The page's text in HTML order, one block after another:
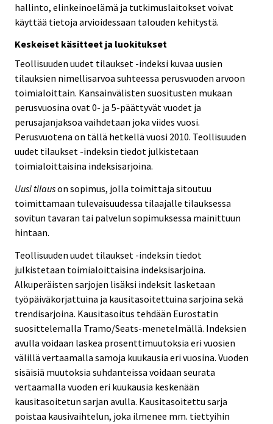
hallinto, elinkeinoelämä ja tutkimuslaitokset voivat
käyttää tietoja arvioidessaan talouden kehitystä.
Keskeiset käsitteet ja luokitukset
Teollisuuden uudet tilaukset -indeksi kuvaa uusien
tilauksien nimellisarvoa suhteessa perusvuoden arvoon
toimialoittain. Kansainvälisten suositusten mukaan
perusvuosina ovat 0- ja 5-päättyvät vuodet ja
perusajanjaksoa vaihdetaan joka viides vuosi.
Perusvuotena on tällä hetkellä vuosi 2010. Teollisuuden
uudet tilaukset -indeksin tiedot julkistetaan
toimialoittaisina indeksisarjoina.
Uusi tilauson sopimus, jolla toimittaja sitoutuu
toimittamaan tulevaisuudessa tilaajalle tilauksessa
sovitun tavaran tai palvelun sopimuksessa mainittuun
hintaan.
Teollisuuden uudet tilaukset -indeksin tiedot
julkistetaan toimialoittaisina indeksisarjoina.
Alkuperäisten sarjojen lisäksi indeksit lasketaan
työpäiväkorjattuina ja kausitasoitettuina sarjoina sekä
trendisarjoina. Kausitasoitus tehdään Eurostatin
suosittelemalla Tramo/Seats-menetelmällä. Indeksien
avulla voidaan laskea prosenttimuutoksia eri vuosien
välillä vertaamalla samoja kuukausia eri vuosina. Vuoden
sisäisiä muutoksia suhdanteissa voidaan seurata
vertaamalla vuoden eri kuukausia keskenään
kausitasoitetun sarjan avulla. Kausitasoitettu sarja
poistaa kausivaihtelun, joka ilmenee mm. tiettyihin